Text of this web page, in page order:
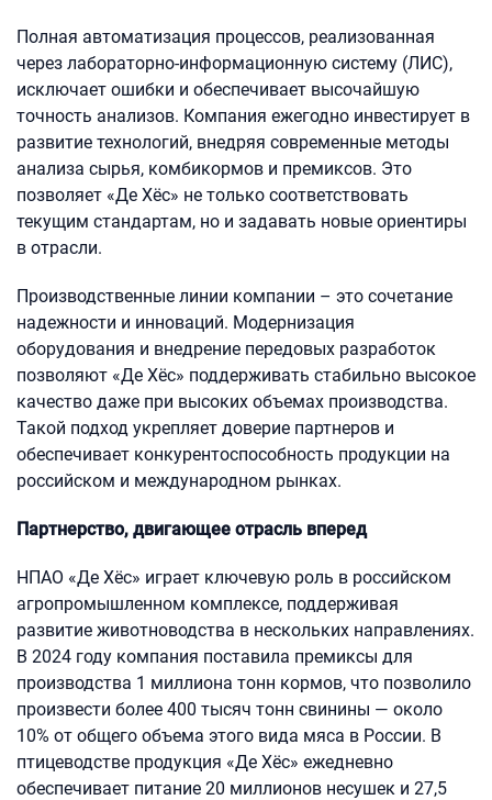
Полная автоматизация процессов, реализованная
через лабораторно-информационную систему (ЛИС),
исключает ошибки и обеспечивает высочайшую
точность анализов. Компания ежегодно инвестирует в
развитие технологий, внедряя современные методы
анализа сырья, комбикормов и премиксов. Это
позволяет «Де Хёс» не только соответствовать
текущим стандартам, но и задавать новые ориентиры
в отрасли.
Производственные линии компании – это сочетание
надежности и инноваций. Модернизация
оборудования и внедрение передовых разработок
позволяют «Де Хёс» поддерживать стабильно высокое
качество даже при высоких объемах производства.
Такой подход укрепляет доверие партнеров и
обеспечивает конкурентоспособность продукции на
российском и международном рынках.
Партнерство, двигающее отрасль вперед
НПАО «Де Хёс» играет ключевую роль в российском
агропромышленном комплексе, поддерживая
развитие животноводства в нескольких направлениях.
В 2024 году компания поставила премиксы для
производства 1 миллиона тонн кормов, что позволило
произвести более 400 тысяч тонн свинины — около
10% от общего объема этого вида мяса в России. В
птицеводстве продукция «Де Хёс» ежедневно
обеспечивает питание 20 миллионов несушек и 27,5